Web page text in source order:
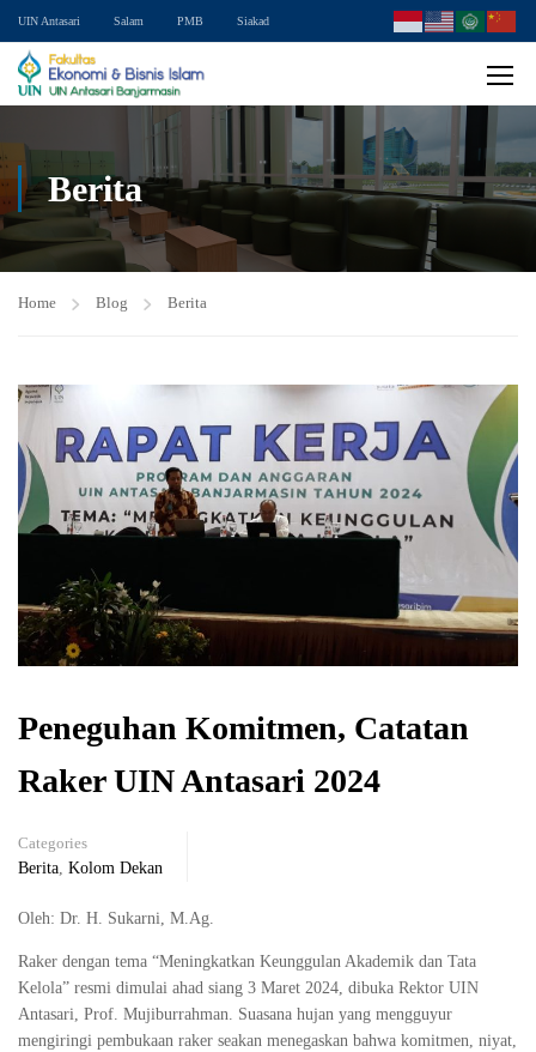
UIN Antasari Salam PMB Siakad
Berita
Home Blog Berita
Peneguhan Komitmen, Catatan
Raker UIN Antasari 2024
Categories
Berita, Kolom Dekan
Oleh: Dr. H. Sukarni, M.Ag.
Raker dengan tema “Meningkatkan Keunggulan Akademik dan Tata
Kelola” resmi dimulai ahad siang 3 Maret 2024, dibuka Rektor UIN
Antasari, Prof. Mujiburrahman. Suasana hujan yang mengguyur
mengiringi pembukaan raker seakan menegaskan bahwa komitmen, niyat,